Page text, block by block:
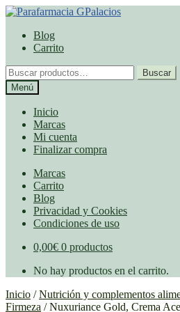
Ir
navegación
Ir
contenido
Blog
Carrito
Buscar
por:
Buscar
Menú
Inicio
Marcas
Mi cuenta
Finalizar compra
Marcas
Carrito
Blog
Privacidad y Cookies
Condiciones de uso
0,00€ 0 productos
No hay productos en el carrito.
Inicio /Nutrición y complementos
Firmeza /Nuxuriance Gold, Crema